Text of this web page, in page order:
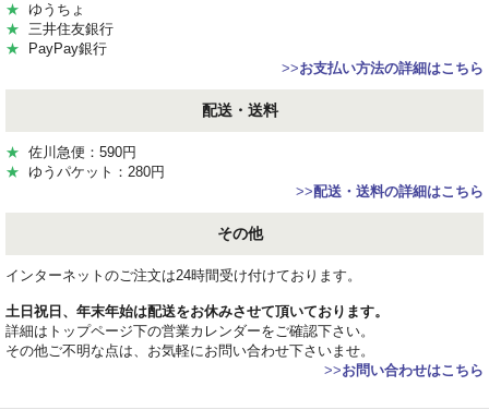
★ ゆうちょ
★ 三井住友銀行
★ PayPay銀行
>>お支払い方法の詳細はこちら
配送・送料
★ 佐川急便：590円
★ ゆうパケット：280円
>>配送・送料の詳細はこちら
その他
インターネットのご注文は24時間受け付けております。
土日祝日、年末年始は配送をお休みさせて頂いております。
詳細はトップページ下の営業カレンダーをご確認下さい。
その他ご不明な点は、お気軽にお問い合わせ下さいませ。
>>お問い合わせはこちら